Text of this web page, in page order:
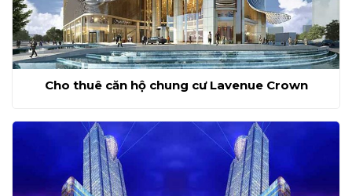
Cho thuê căn hộ chung cư Lavenue Crown